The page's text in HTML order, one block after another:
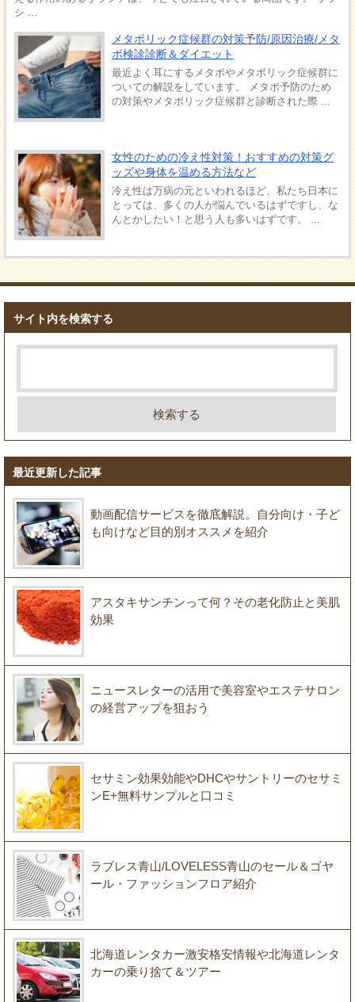
シ ...
メタボリック症候群の対策予防/原因治療/メタ
ボ検診診断＆ダイエット
最近よく耳にするメタボやメタボリック症候群に
ついての解説をしています。 メタボ予防のため
の対策やメタボリック症候群と診断された際 ...
女性のための冷え性対策！おすすめの対策グ
ッズや身体を温める方法など
冷え性は万病の元といわれるほど、私たち日本に
とっては、多くの人が悩んでいるはずですし、な
んとかしたい！と思う人も多いはずです。 ...
サイト内を検索する
最近更新した記事
動画配信サービスを徹底解説。自分向け・子ど
も向けなど目的別オススメを紹介
アスタキサンチンって何？その老化防止と美肌
効果
ニュースレターの活用で美容室やエステサロン
の経営アップを狙おう
セサミン効果効能やDHCやサントリーのセサミ
ンE+無料サンプルと口コミ
ラブレス青山/LOVELESS青山のセール＆ゴヤ
ール・ファッションフロア紹介
北海道レンタカー激安格安情報や北海道レンタ
カーの乗り捨て＆ツアー